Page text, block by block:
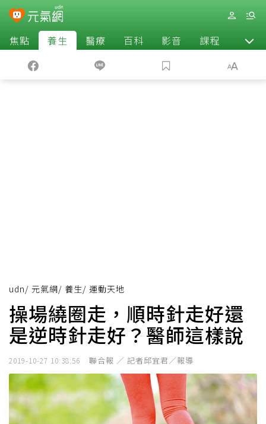
焦點 養生 醫療 百科 影音 課程 退休
udn/ 元氣網/ 養生/ 運動天地
操場繞圈走，順時針走好還
是逆時針走好？醫師這樣說
2019-10-27 10:38:56 聯合報 ／ 記者邱宜君／報導